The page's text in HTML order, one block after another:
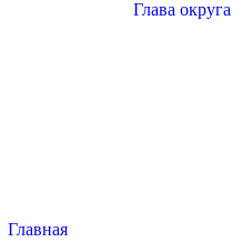
Глава округа
Главная